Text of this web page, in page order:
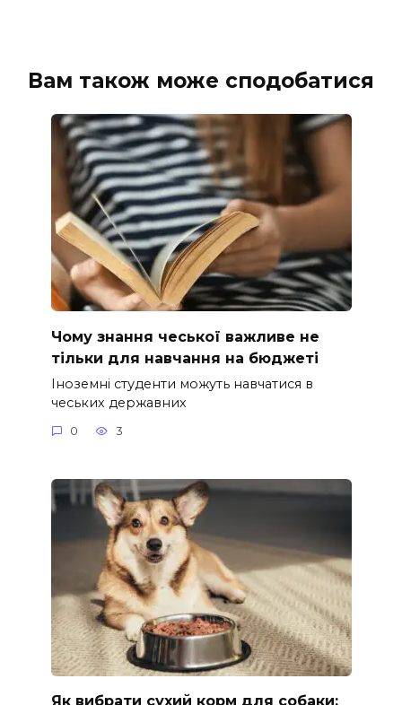
Вам також може сподобатися
Чому знання чеської важливе не
тільки для навчання на бюджеті
Іноземні студенти можуть навчатися в
чеських державних
0 3
Як вибрати сухий корм для собаки: